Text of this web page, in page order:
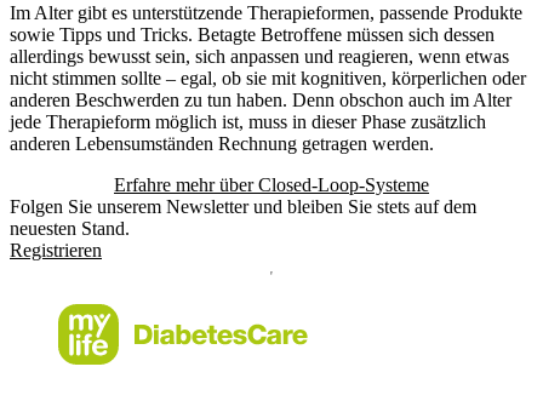
Im Alter gibt es unterstützende Therapieformen, passende Produkte
sowie Tipps und Tricks. Betagte Betroffene müssen sich dessen
allerdings bewusst sein, sich anpassen und reagieren, wenn etwas
nicht stimmen sollte – egal, ob sie mit kognitiven, körperlichen oder
anderen Beschwerden zu tun haben. Denn obschon auch im Alter
jede Therapieform möglich ist, muss in dieser Phase zusätzlich
anderen Lebensumständen Rechnung getragen werden.
Erfahre mehr über Closed-Loop-Systeme
Folgen Sie unserem Newsletter und bleiben Sie stets auf dem
neuesten Stand.
Registrieren